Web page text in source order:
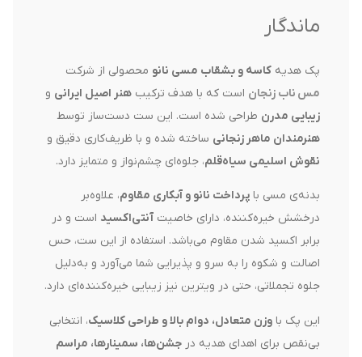
ماندگار
پک هدیه کاسه و بشقاب مسی نانو محصولی از شرکت
مس ناب زنجان است که با هدف ترکیب هنر اصیل ایرانی و
زیبایی مدرن طراحی شده است. این ست دست‌ساز توسط
هنرمندان ماهر زنجانی ساخته شده و با ظریف‌کاری‌ دقیق و
نقوش اسلیمی سیاه‌قلم، جلوه‌ای چشم‌نواز و متمایز دارد.
بدنه‌ی مسی با پرداخت نانو و آبکاری مقاوم، علاوه‌بر
درخشش خیره‌کننده، دارای خاصیت آنتی‌اکسید است و در
برابر اکسید شدن مقاوم می‌باشد. استفاده از این ست، حس
اصالت و شکوه را به سرو و پذیرایی شما می‌آورد و به‌دلیل
جلوه تجملاتی، حتی در ویترین نیز زیبایی خیره‌کننده‌ای دارد.
این پک با وزن متعادل، دوام بالا و طراحی کلاسیک، انتخابی
بی‌نقص برای اهدای هدیه در جشن‌ها، سمینارها، مراسم